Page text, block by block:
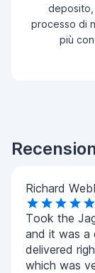
processo di
più
Richard
Took the
and it was a
delivered
which was